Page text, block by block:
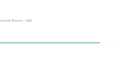
koncert Baracson – 2025